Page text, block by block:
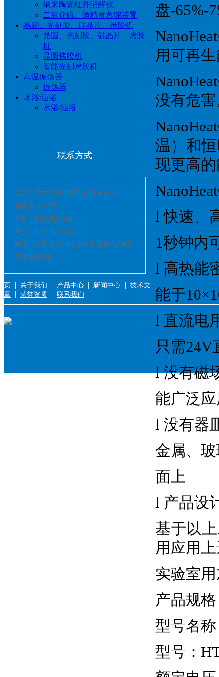
纳米陶瓷红外消解仪
二氧化硫、酒精度蒸馏装置
晶圆、光刻胶、硅晶片、烤胶机
晶圆、光刻胶、硅晶片、烤胶
机
晶圆烤胶机
智能光刻烤胶机
高温振荡器
振荡器
水浴/油浴
水浴/油浴
联系方式
深圳市博大精科生物科技有限公司
联系人:刘经理
手机：18922873228
电话：0755-82383658
地址：深圳市盐田区东海大道西447号奥
克微大楼5楼
盘-65%-
用可再
没有危
温）和
现更高
l 快速、
1秒钟内
l 高热能
能于
l 直流电
只需24V
l 没有磁
能广泛
l 没有器
金属、
面上
l 产品设
基于以
用应用
实验室
产品规格
型号名
型号：
页 | 关于我们 | 产品中心 | 新闻中心 | 技术文
章 | 荣誉资质 | 联系我们